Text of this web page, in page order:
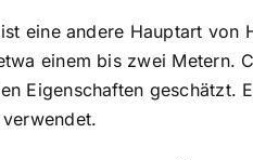
eine andere Hauptart
einem bis zwei Metern.
Eigenschaften geschätzt.